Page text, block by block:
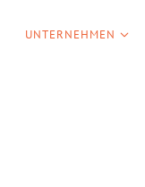
UNTERNEHMEN